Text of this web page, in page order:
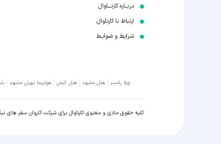
دربــاره کارنـــاوال
ارتباط با کارناوال
شرایط و ضوابـط
ویلا رامسر هتل مشهد هتل کیش هواپیما تهران مشهد
کلیه حقوق مادی و معنوی کارناوال برای شرکت کاروان سفر